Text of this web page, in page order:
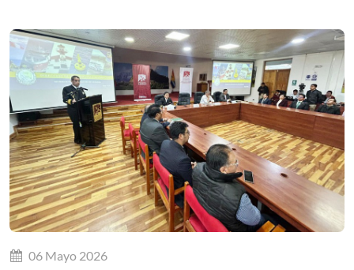
06 Mayo 2026